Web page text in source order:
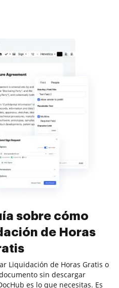
sobre cómo
de Horas
Liquidación de Horas Gratis o
sin descargar
es lo que necesitas. Es